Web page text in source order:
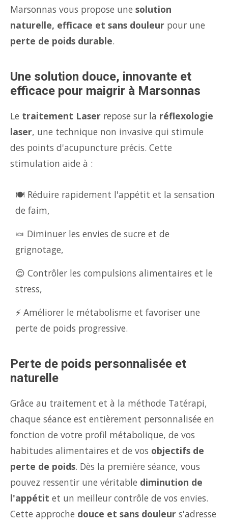
Marsonnas vous propose une solution
naturelle, efficace et sans douleur pour une
perte de poids durable.
Une solution douce, innovante et
efficace pour maigrir à Marsonnas
Le traitement Laser repose sur la réflexologie
laser, une technique non invasive qui stimule
des points d'acupuncture précis. Cette
stimulation aide à :
🍽️ Réduire rapidement l'appétit et la sensation
de faim,
🍬 Diminuer les envies de sucre et de
grignotage,
😌 Contrôler les compulsions alimentaires et le
stress,
⚡ Améliorer le métabolisme et favoriser une
perte de poids progressive.
Perte de poids personnalisée et
naturelle
Grâce au traitement et à la méthode Tatérapi,
chaque séance est entièrement personnalisée en
fonction de votre profil métabolique, de vos
habitudes alimentaires et de vos objectifs de
perte de poids. Dès la première séance, vous
pouvez ressentir une véritable diminution de
l'appétit et un meilleur contrôle de vos envies.
Cette approche douce et sans douleur s'adresse